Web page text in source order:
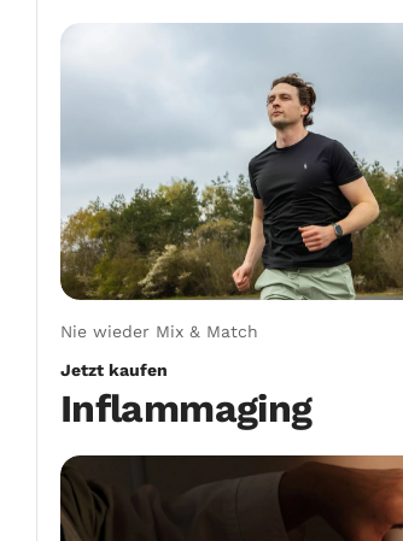
Nie wieder Mix & Match
Jetzt kaufen
Inflammaging